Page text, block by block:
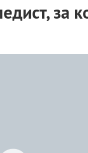
за